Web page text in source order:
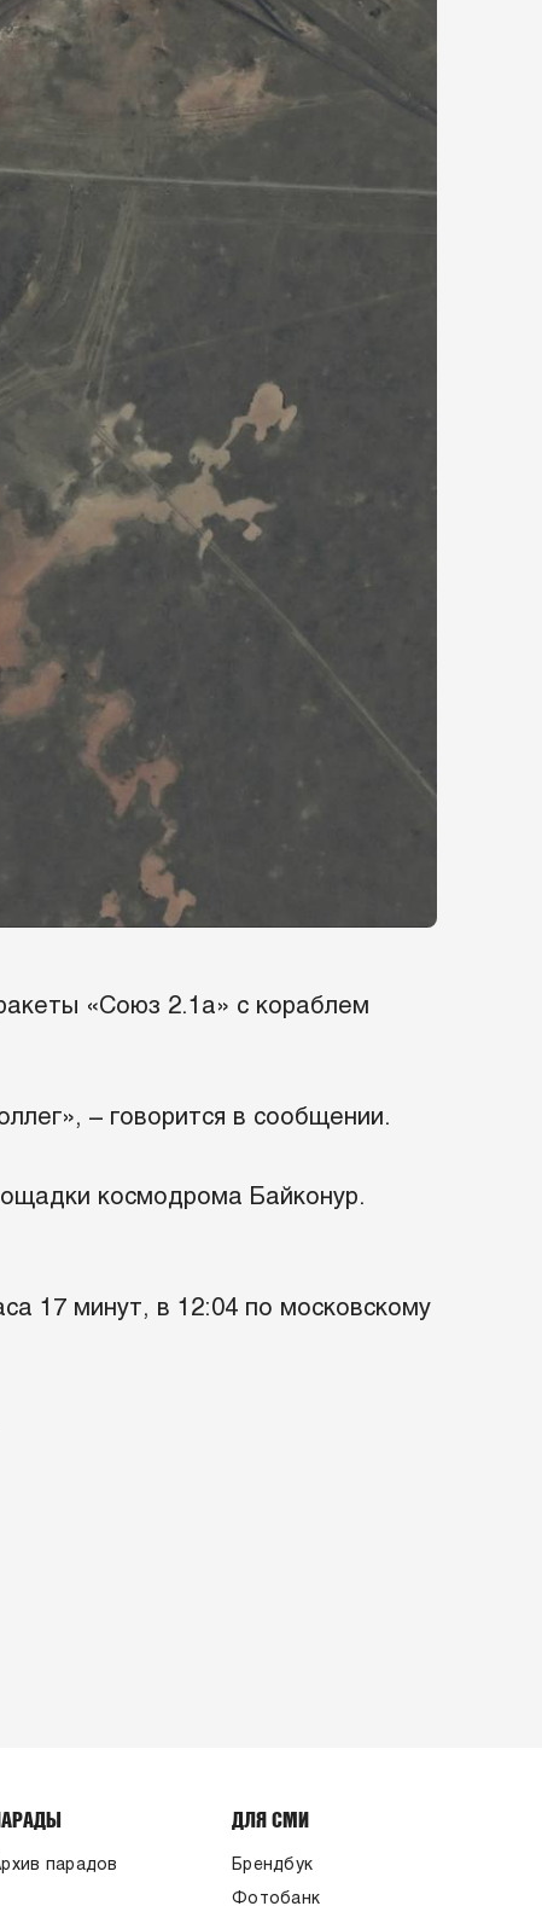
«Союз 2.1а» с кораблем
– говорится в сообщении.
космодрома Байконур.
17 минут, в 12:04 по московскому
парадов
ДЛЯ СМИ
Брендбук
Фотобанк